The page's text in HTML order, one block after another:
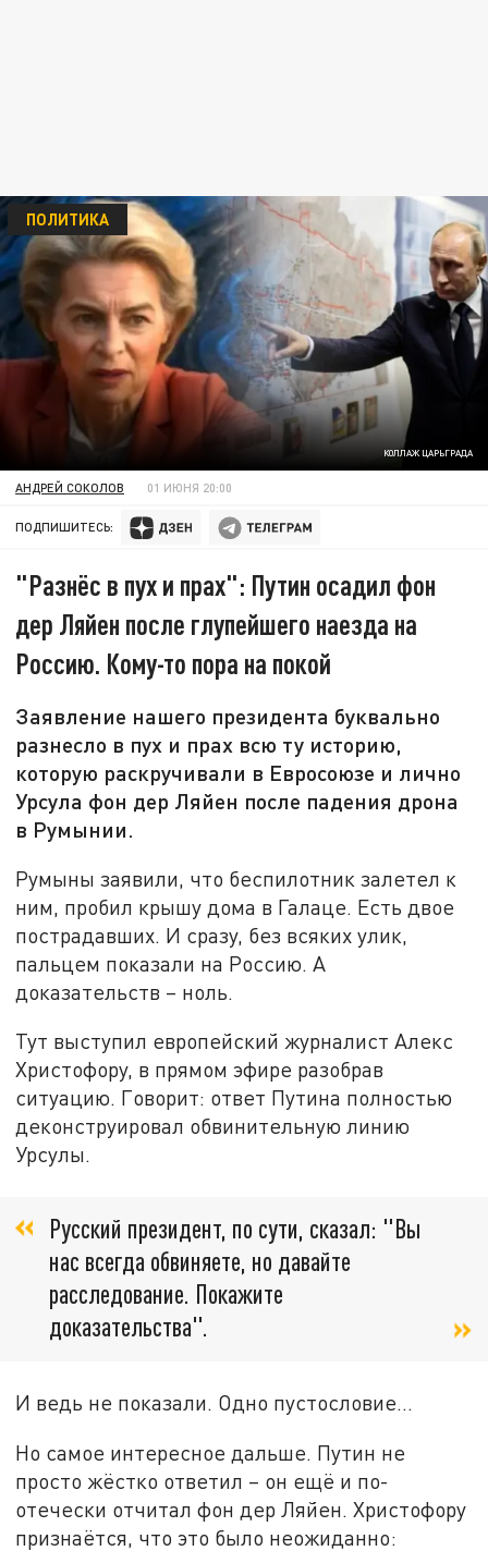
КОЛЛАЖ ЦАРЬГРАДА
ПОЛИТИКА
АНДРЕЙ СОКОЛОВ 01 ИЮНЯ 20:00
ПОДПИШИТЕСЬ:
"Разнёс в пух и прах": Путин осадил фон
дер Ляйен после глупейшего наезда на
Россию. Кому-то пора на покой
Заявление нашего президента буквально
разнесло в пух и прах всю ту историю,
которую раскручивали в Евросоюзе и лично
Урсула фон дер Ляйен после падения дрона
в Румынии.
Румыны заявили, что беспилотник залетел к
ним, пробил крышу дома в Галаце. Есть двое
пострадавших. И сразу, без всяких улик,
пальцем показали на Россию. А
доказательств – ноль.
Тут выступил европейский журналист Алекс
Христофору, в прямом эфире разобрав
ситуацию. Говорит: ответ Путина полностью
деконструировал обвинительную линию
Урсулы.
Русский президент, по сути, сказал: "Вы
нас всегда обвиняете, но давайте
расследование. Покажите
доказательства".
И ведь не показали. Одно пустословие…
Но самое интересное дальше. Путин не
просто жёстко ответил – он ещё и по-
отечески отчитал фон дер Ляйен. Христофору
признаётся, что это было неожиданно: